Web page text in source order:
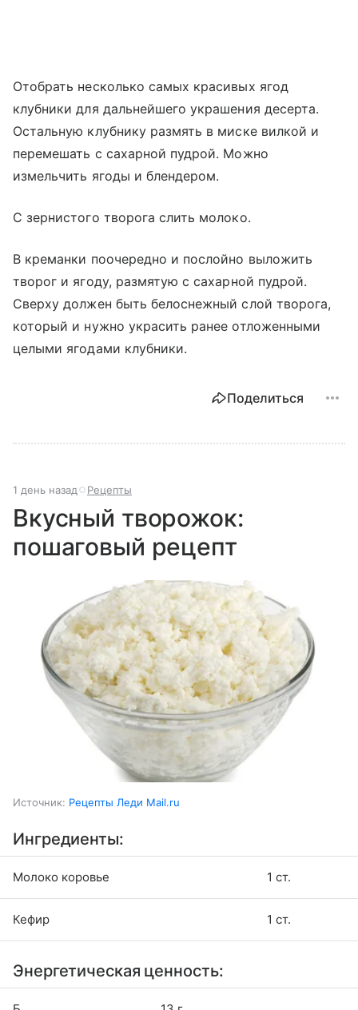
Отобрать несколько самых красивых ягод
клубники для дальнейшего украшения десерта.
Остальную клубнику размять в миске вилкой и
перемешать с сахарной пудрой. Можно
измельчить ягоды и блендером.
С зернистого творога слить молоко.
В креманки поочередно и послойно выложить
творог и ягоду, размятую с сахарной пудрой.
Сверху должен быть белоснежный слой творога,
который и нужно украсить ранее отложенными
целыми ягодами клубники.
Поделиться
1 день назад Рецепты
Вкусный творожок:
пошаговый рецепт
Источник: Рецепты Леди Mail.ru
Ингредиенты:
Молоко коровье 1 ст.
Кефир 1 ст.
Энергетическая ценность: